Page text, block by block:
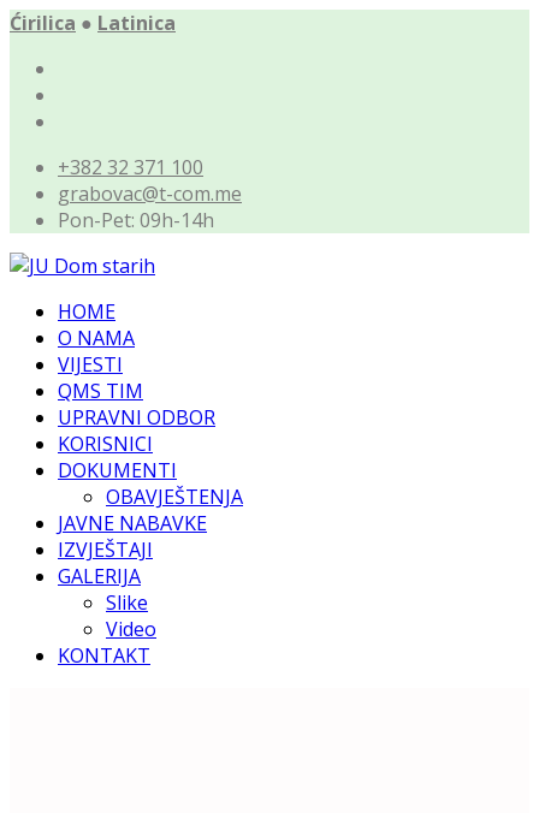
Ćirilica ● Latinica
+382 32 371 100
grabovac@t-com.me
Pon-Pet: 09h-14h
HOME
O NAMA
VIJESTI
QMS TIM
UPRAVNI ODBOR
KORISNICI
DOKUMENTI
OBAVJEŠTENJA
JAVNE NABAVKE
IZVJEŠTAJI
GALERIJA
Slike
Video
KONTAKT